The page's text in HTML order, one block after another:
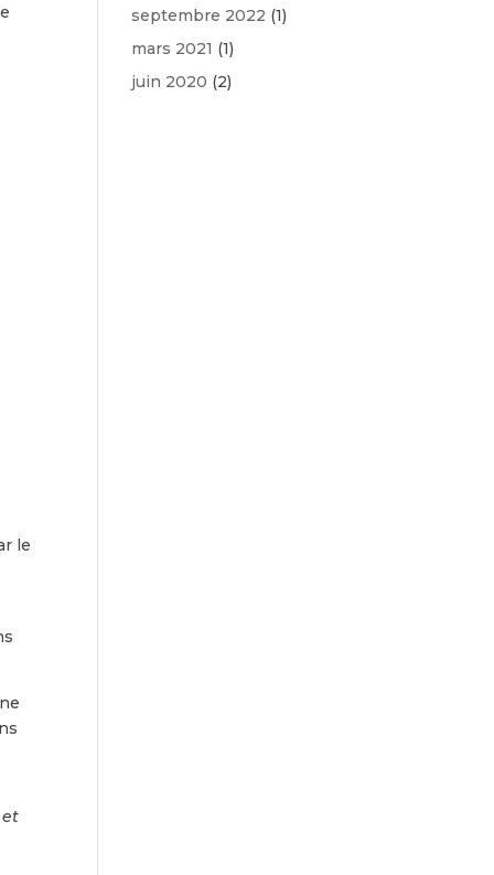
le
et
septembre 2022 (1)
mars 2021 (1)
juin 2020 (2)